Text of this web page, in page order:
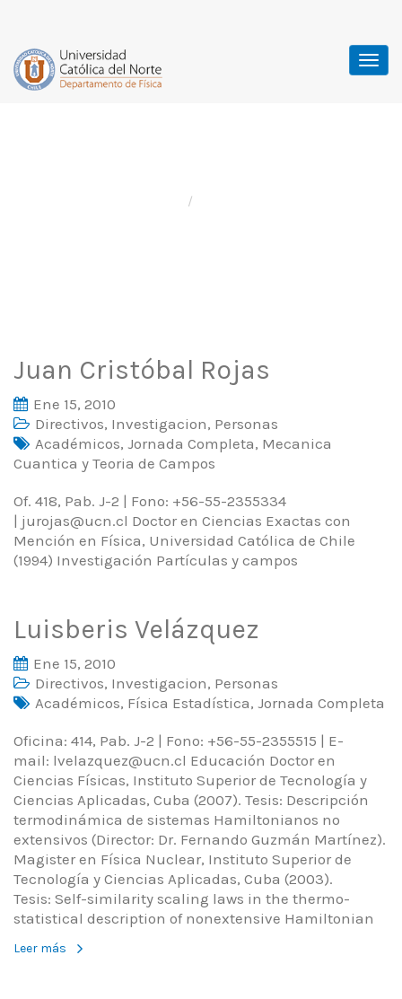
Juan Cristóbal Rojas
Ene 15, 2010
Directivos, Investigacion, Personas
Académicos, Jornada Completa, Mecanica
Cuantica y Teoria de Campos
Of. 418, Pab. J-2 | Fono: +56-55-2355334
| jurojas@ucn.cl Doctor en Ciencias Exactas con
Mención en Física, Universidad Católica de Chile
(1994) Investigación Partículas y campos
Luisberis Velázquez
Ene 15, 2010
Directivos, Investigacion, Personas
Académicos, Física Estadística, Jornada Completa
Oficina: 414, Pab. J-2 | Fono: +56-55-2355515 | E-
mail: lvelazquez@ucn.cl Educación Doctor en
Ciencias Físicas, Instituto Superior de Tecnología y
Ciencias Aplicadas, Cuba (2007). Tesis: Descripción
termodinámica de sistemas Hamiltonianos no
extensivos (Director: Dr. Fernando Guzmán Martínez).
Magister en Física Nuclear, Instituto Superior de
Tecnología y Ciencias Aplicadas, Cuba (2003).
Tesis: Self-similarity scaling laws in the thermo-
statistical description of nonextensive Hamiltonian
Leer más